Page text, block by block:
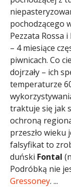
pochodzącego
Pezzata Rossa
– 4 miesiące
piwnicach. Co
dojrzały – ich
temperaturze
traktuje się jak
ochroną
przeszło wieku
falsyfikat to
duński Fontal
Podróbką nie
Gressoney. ...